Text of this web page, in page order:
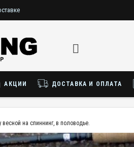
АКЦИИ ДОСТАВКА И ОПЛАТА
на спиннинг, в половодье.